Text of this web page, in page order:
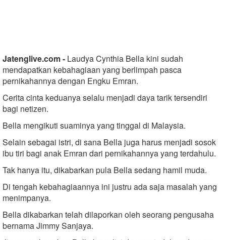
Jatenglive.com - Laudya Cynthia Bella kini sudah
mendapatkan kebahagiaan yang berlimpah pasca
pernikahannya dengan Engku Emran.
Cerita cinta keduanya selalu menjadi daya tarik tersendiri
bagi netizen.
Bella mengikuti suaminya yang tinggal di Malaysia.
Selain sebagai istri, di sana Bella juga harus menjadi sosok
ibu tiri bagi anak Emran dari pernikahannya yang terdahulu.
Tak hanya itu, dikabarkan pula Bella sedang hamil muda.
Di tengah kebahagiaannya ini justru ada saja masalah yang
menimpanya.
Bella dikabarkan telah dilaporkan oleh seorang pengusaha
bernama Jimmy Sanjaya.